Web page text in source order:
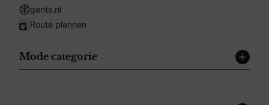
gents.nl
Route plannen
Mode categorie